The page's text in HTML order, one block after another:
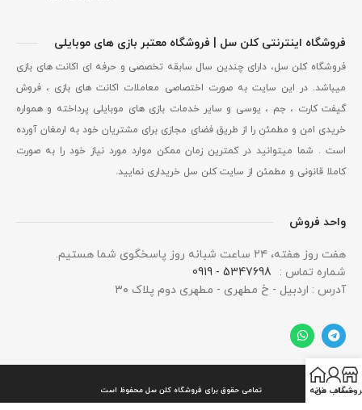
فروشگاه اینترنتی کلن سل | فروشگاه معتبر بازی های موبایلی
فروشگاه کلن سل، دارای چندین سال سابقه تخصصی و حرفه ای اکانت های بازی
میباشد. در این سایت به صورت اختصاصی معاملات اکانت های بازی ، فروش
گیفت کارت ، جم ، یوسی و سایر خدمات بازی های موبایلی پرداخته و همواره
خریدی امن و مطمئن را از طریق فضای مجازی برای مشتریان خود به ارمغان آورده
است . شما میتوانید در کمترین زمان ممکن موارد مورد نیاز خود را به صورت
کاملا قانونی و مطمئن از سایت کلن سل خریداری نمایید.
واحد فروش
هفت روز هفته، ۲۴ ساعت شبانه‌ روز پاسخگوی شما هستیم.
شماره تماس :
5347698 - 0919
آدرس : اردبیل - خ مطهری - مطهری دوم پلاک ۳۰
تمامی حقوق برای فروشگاه کلن سل محفوظ است حساب من
خانه